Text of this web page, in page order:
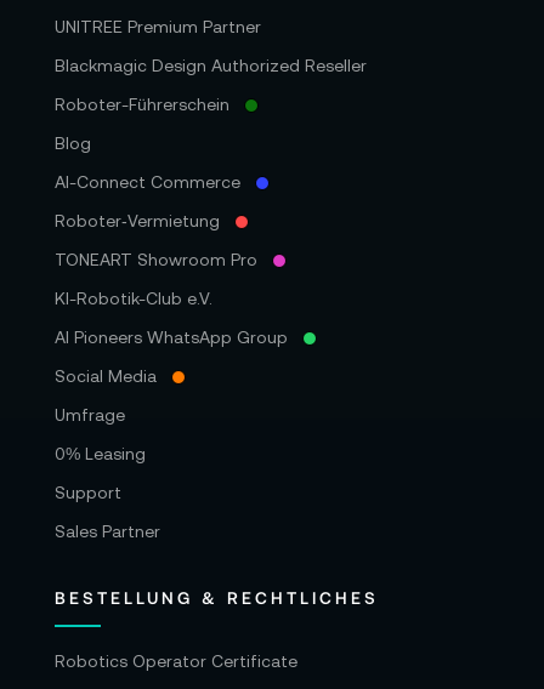
UNITREE Premium Partner
Blackmagic Design Authorized Reseller
Roboter-Führerschein
Blog
AI-Connect Commerce
Roboter‑Vermietung
TONEART Showroom Pro
KI-Robotik-Club e.V.
AI Pioneers WhatsApp Group
Social Media
Umfrage
0% Leasing
Support
Sales Partner
BESTELLUNG & RECHTLICHES
Robotics Operator Certificate